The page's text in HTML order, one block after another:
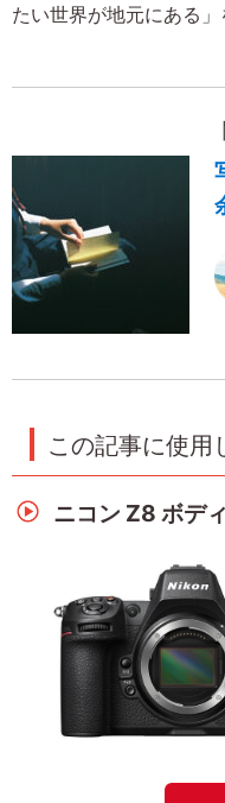
たい世界が地元にある」
この記事に使用
ニコン Z8 ボディ